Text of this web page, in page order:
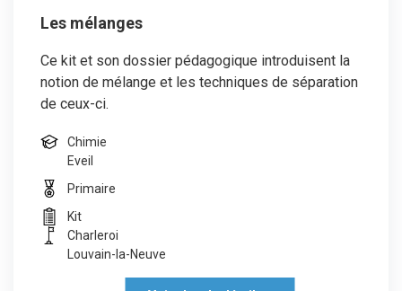
Les mélanges
Ce kit et son dossier pédagogique introduisent la
notion de mélange et les techniques de séparation
de ceux-ci.
Chimie
Eveil
Primaire
Kit
Charleroi
Louvain-la-Neuve